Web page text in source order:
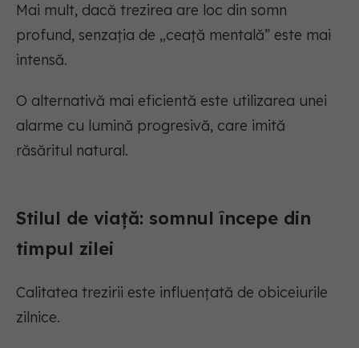
Mai mult, dacă trezirea are loc din somn
profund, senzația de „ceață mentală” este mai
intensă.
O alternativă mai eficientă este utilizarea unei
alarme cu lumină progresivă, care imită
răsăritul natural.
Stilul de viață: somnul începe din
timpul zilei
Calitatea trezirii este influențată de obiceiurile
zilnice.